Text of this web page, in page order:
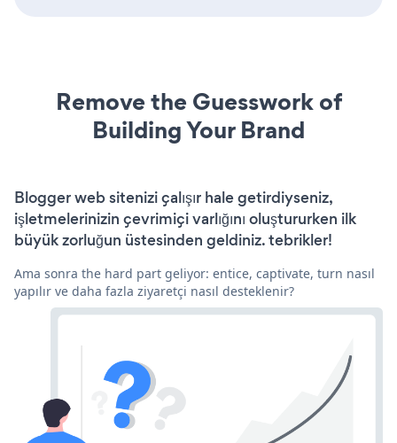
Remove the Guesswork of
Building Your Brand
Blogger web sitenizi çalışır hale getirdiyseniz,
işletmelerinizin çevrimiçi varlığını oluştururken ilk
büyük zorluğun üstesinden geldiniz. tebrikler!
Ama sonra the hard part geliyor: entice, captivate, turn nasıl
yapılır ve daha fazla ziyaretçi nasıl desteklenir?